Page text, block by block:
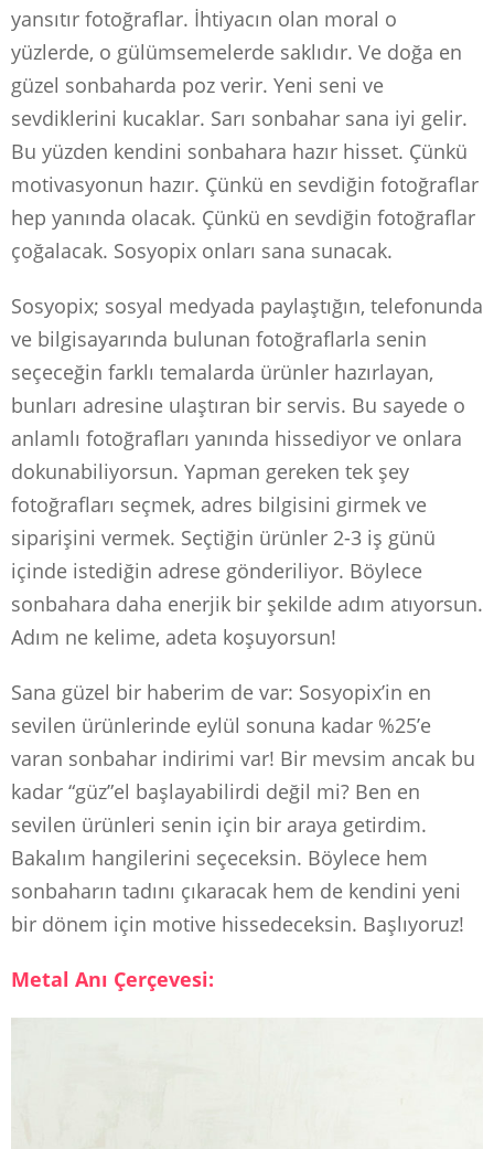
yansıtır fotoğraflar. İhtiyacın olan moral o
yüzlerde, o gülümsemelerde saklıdır. Ve doğa en
güzel sonbaharda poz verir. Yeni seni ve
sevdiklerini kucaklar. Sarı sonbahar sana iyi gelir.
Bu yüzden kendini sonbahara hazır hisset. Çünkü
motivasyonun hazır. Çünkü en sevdiğin fotoğraflar
hep yanında olacak. Çünkü en sevdiğin fotoğraflar
çoğalacak. Sosyopix onları sana sunacak.
Sosyopix; sosyal medyada paylaştığın, telefonunda
ve bilgisayarında bulunan fotoğraflarla senin
seçeceğin farklı temalarda ürünler hazırlayan,
bunları adresine ulaştıran bir servis. Bu sayede o
anlamlı fotoğrafları yanında hissediyor ve onlara
dokunabiliyorsun. Yapman gereken tek şey
fotoğrafları seçmek, adres bilgisini girmek ve
siparişini vermek. Seçtiğin ürünler 2-3 iş günü
içinde istediğin adrese gönderiliyor. Böylece
sonbahara daha enerjik bir şekilde adım atıyorsun.
Adım ne kelime, adeta koşuyorsun!
Sana güzel bir haberim de var: Sosyopix’in en
sevilen ürünlerinde eylül sonuna kadar %25’e
varan sonbahar indirimi var! Bir mevsim ancak bu
kadar “güz”el başlayabilirdi değil mi? Ben en
sevilen ürünleri senin için bir araya getirdim.
Bakalım hangilerini seçeceksin. Böylece hem
sonbaharın tadını çıkaracak hem de kendini yeni
bir dönem için motive hissedeceksin. Başlıyoruz!
Metal Anı Çerçevesi: